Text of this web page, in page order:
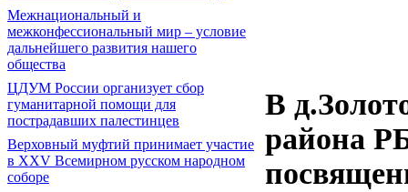
Межнациональный и
межконфессиональный мир – условие
дальнейшего развития нашего
общества
ЦДУМ России организует сбор
гуманитарной помощи для
пострадавших палестинцев
Верховный муфтий принимает участие
в XXV Всемирном русском народном
соборе
В
района